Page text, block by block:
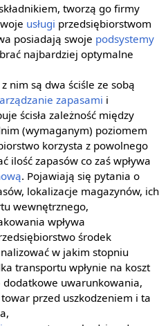
tworzą go firmy
usługi przedsiębiorstwom
posiadają swoje podsystemy
najbardziej optymalne
nim są dwa ściśle ze sobą
zapasami i
ścisła zależność między
(wymaganym) poziomem
korzysta z powolnego
ilość zapasów co zaś wpływa
. Pojawiają się pytania o
lokalizacje magazynów, ich
wewnętrznego,
wpływa
środek
w jakim stopniu
transportu wpłynie na koszt
uwarunkowania,
przed uszkodzeniem i ta